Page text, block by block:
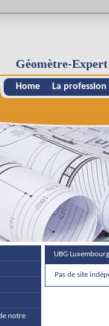
Géomètre-Expert
Home La profession
notre
UBG
Pas de site